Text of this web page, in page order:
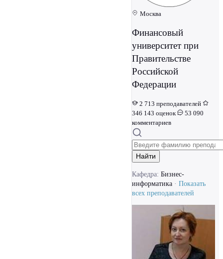
Москва
Финансовый
университет при
Правительстве
Российской
Федерации
2 713 преподавателей
346 143 оценок
53 090
комментариев
Найти
Кафедра: Бизнес-
информатика · Показать
всех преподавателей